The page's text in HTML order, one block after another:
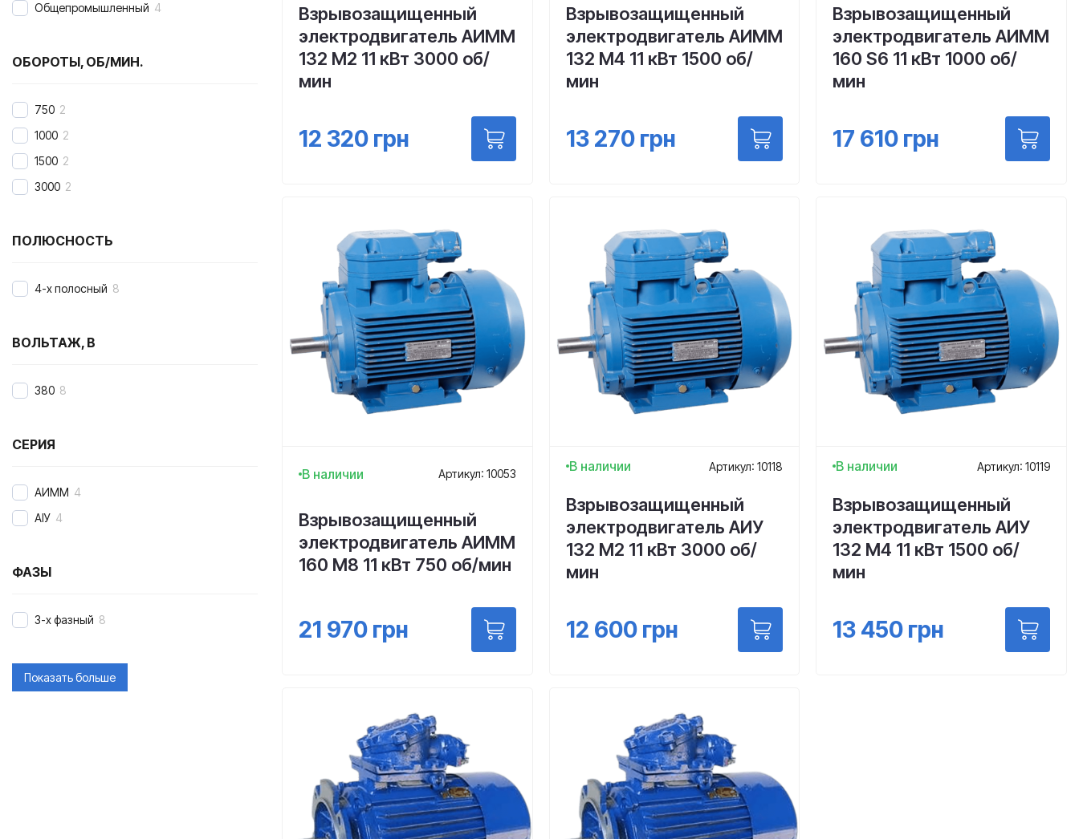
Взрывозащищенный
электродвигатель АИММ
132 М2 11 кВт 3000 об/
мин
12 320 грн
Взрывозащищенный
электродвигатель АИММ
132 М4 11 кВт 1500 об/
мин
13 270грн
Взрывозащищенный
электродвигатель АИММ
160 S6 11 кВт 1000 об/
мин
17 610 грн
В наличии Артикул: 10053
Взрывозащищенный
электродвигатель АИММ
160 М8 11 кВт 750 об/мин
21 970 грн
В наличии Артикул: 10118
Взрывозащищенный
электродвигатель АИУ
132 М2 11 кВт 3000 об/
мин
12 600грн
В наличии Артикул: 10119
Взрывозащищенный
электродвигатель АИУ
132 М4 11 кВт 1500 об/
мин
13 450 грн
Общепромышленный 4
ОБОРОТЫ, ОБ/МИН.
750 2
1000 2
1500 2
3000 2
ПОЛЮСНОСТЬ
4-х полосный 8
ВОЛЬТАЖ, В
380 8
СЕРИЯ
АИММ 4
АІУ 4
ФАЗЫ
3-х фазный 8
Показать больше